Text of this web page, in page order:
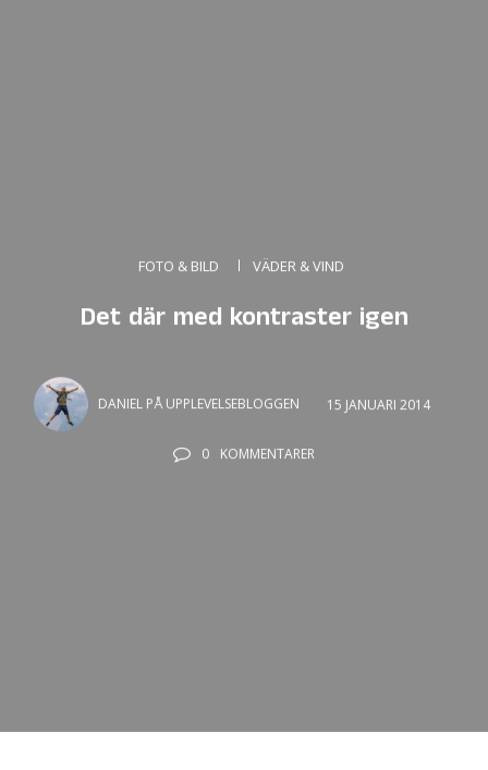
FOTO & BILD VÄDER & VIND
Det där med kontraster igen
DANIEL PÅ UPPLEVELSEBLOGGEN 15 JANUARI 2014
0 KOMMENTARER